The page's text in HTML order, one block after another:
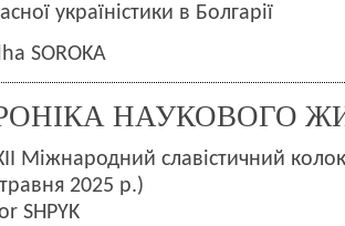
україністики в Болгарії
SOROKA
НАУКОВОГО
Міжнародний славістичний
2025 р.)
SHPYK